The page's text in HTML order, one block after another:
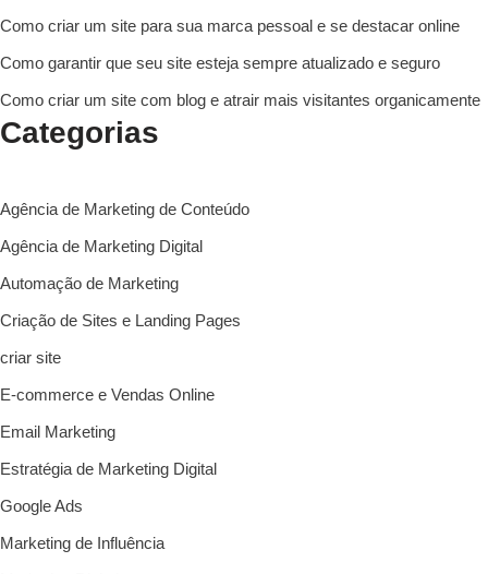
Como criar um site para sua marca pessoal e se destacar online
Como garantir que seu site esteja sempre atualizado e seguro
Como criar um site com blog e atrair mais visitantes organicamente
Categorias
Agência de Marketing de Conteúdo
Agência de Marketing Digital
Automação de Marketing
Criação de Sites e Landing Pages
criar site
E-commerce e Vendas Online
Email Marketing
Estratégia de Marketing Digital
Google Ads
Marketing de Influência